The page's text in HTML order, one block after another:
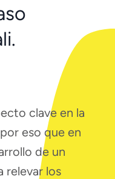
clave en la
eso que en
de un
relevar los